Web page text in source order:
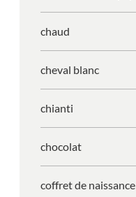
chaud
cheval blanc
chianti
chocolat
coffret de naissance